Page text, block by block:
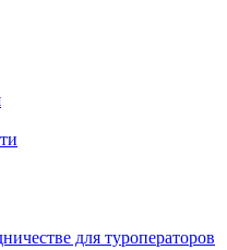
для туроператоров